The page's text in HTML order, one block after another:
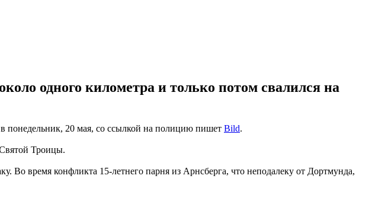
одного километра и только потом свалился на
понедельник, 20 мая, со ссылкой на полицию пишет Bild.
Троицы.
Во время конфликта 15-летнего парня из Арнсберга, что неподалеку от Дортмунда,